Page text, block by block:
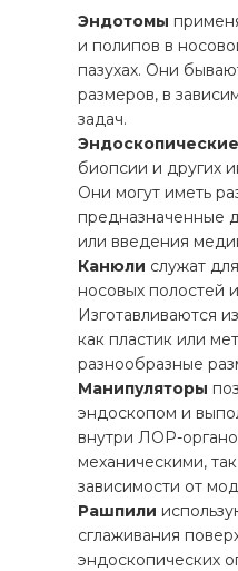
Эндотомы
и полипов в
пазухах. Они
размеров, в
задач.
биопсии и других
Они могут иметь
предназначенные
или введения
Канюли служат
носовых полостей
Изготавливаются
как пластик или
разнообразные
Манипуляторы
эндоскопом и
внутри ЛОР-
механическими,
зависимости от
Рашпили
сглаживания
эндоскопических